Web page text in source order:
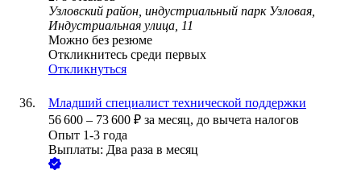
Узловский район, индустриальный парк Узловая,
Индустриальная улица, 11
Можно без резюме
Откликнитесь среди первых
Откликнуться
Младший специалист технической поддержки
56 600 – 73 600 ₽ за месяц, до вычета налогов
Опыт 1-3 года
Выплаты: Два раза в месяц